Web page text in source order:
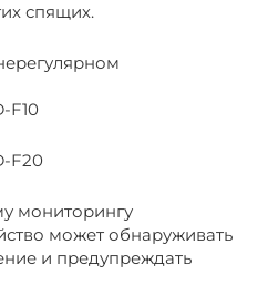
спящих.
F10
F20
мониторингу
может обнаруживать
и предупреждать